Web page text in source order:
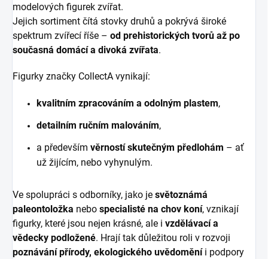
modelových figurek zvířat.
Jejich sortiment čítá stovky druhů a pokrývá široké
spektrum zvířecí říše – od prehistorických tvorů až po
současná domácí a divoká zvířata.
Figurky značky CollectA vynikají:
kvalitním zpracováním a odolným plastem,
detailním ručním malováním,
a především věrností skutečným předlohám – ať
už žijícím, nebo vyhynulým.
Ve spolupráci s odborníky, jako je světoznámá
paleontoložka nebo specialisté na chov koní, vznikají
figurky, které jsou nejen krásné, ale i vzdělávací a
vědecky podložené. Hrají tak důležitou roli v rozvoji
poznávání přírody, ekologického uvědoměníi podpory